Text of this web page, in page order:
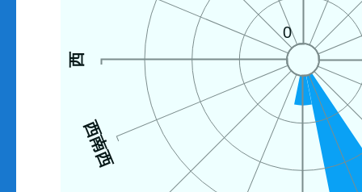
西南西
西
0